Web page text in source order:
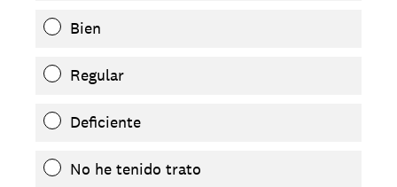
Bien
Regular
Deficiente
No he tenido trato